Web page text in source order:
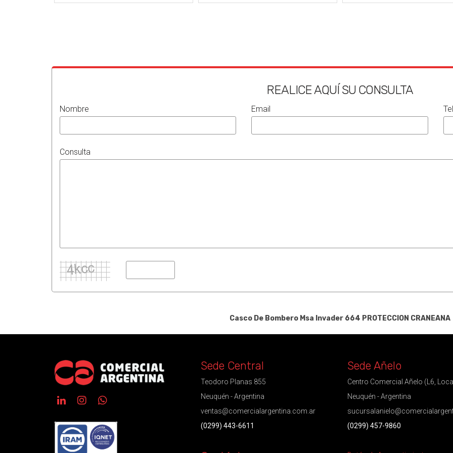
REALICE AQUÍ SU CONSULTA
Nombre Email
Consulta
Casco De Bombero Msa Invader 664 PROTECCION CRANEANA
Sede Central
Teodoro Planas 855
Neuquén - Argentina
ventas@comercialargentina.com.ar
(0299) 443-6611
Sede Añelo
Centro Comercial Añelo (L6,
Neuquén - Argentina
(0299) 457-9860